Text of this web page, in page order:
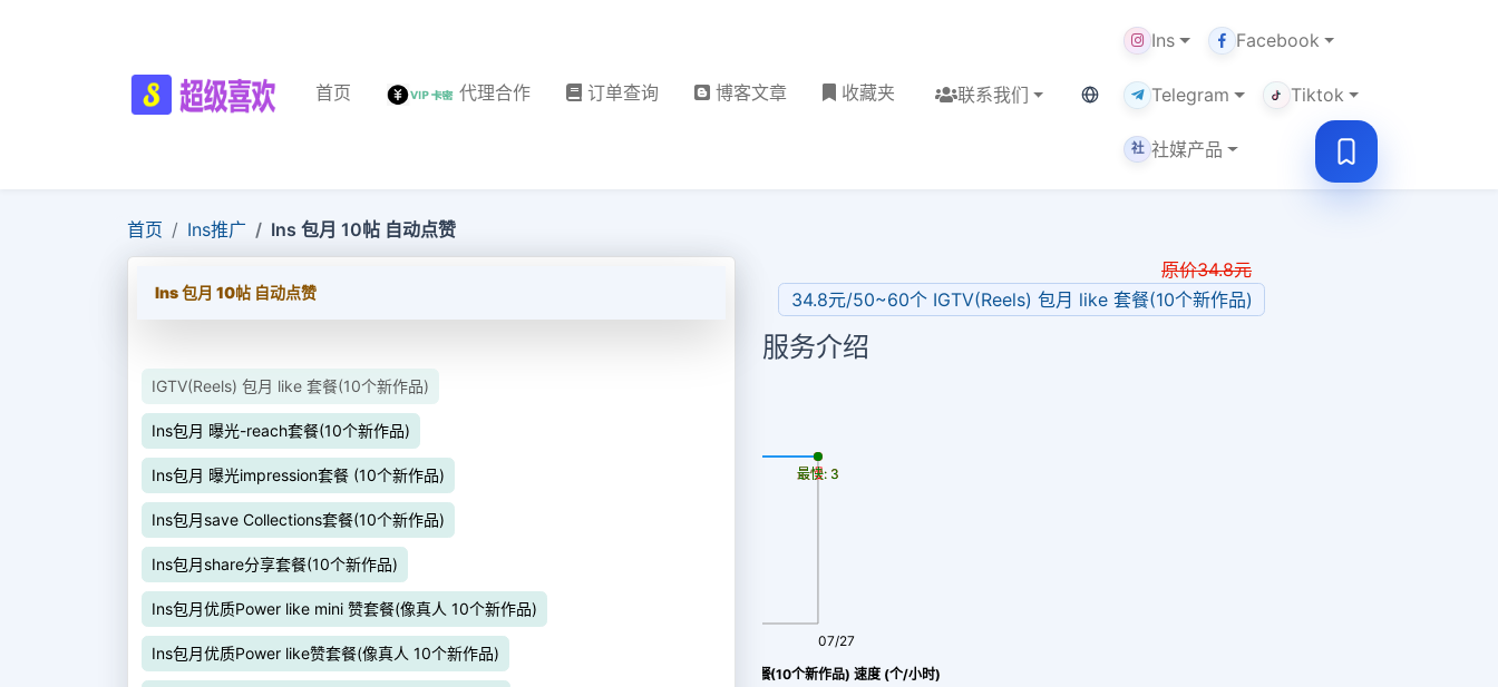
首页 代理合作 订单查询 博客文章 收藏夹 联系我们 当前语言：中文
Ins Facebook
Telegram Tiktok
社 社媒产品
首页 Ins推广 Ins 包月 10帖 自动点赞
Ins 包月 10帖 自动点赞
IGTV(Reels) 包月 like 套餐(10个新作品)
Ins包月 曝光-reach套餐(10个新作品)
Ins包月 曝光impression套餐 (10个新作品)
Ins包月save Collections套餐(10个新作品)
Ins包月share分享套餐(10个新作品)
Ins包月优质Power like mini 赞套餐(像真人 10个新作品)
Ins包月优质Power like赞套餐(像真人 10个新作品)
原价34.8元
34.8元/50~60个 IGTV(Reels) 包月 like 套餐(10个新作品)
服务介绍
IGTV(Reels) 包月 like 套餐(10个新作品) 速度 (个/小时)
07/27
最慢: 3
最快: 3